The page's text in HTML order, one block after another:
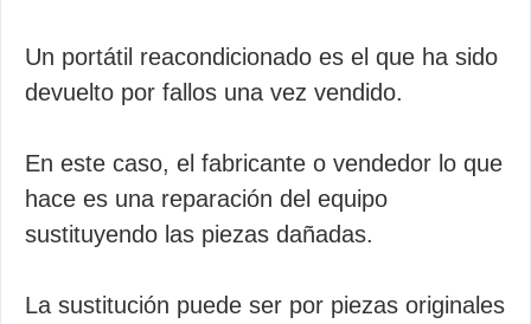
Un portátil reacondicionado es el que ha sido
devuelto por fallos una vez vendido.
En este caso, el fabricante o vendedor lo que
hace es una reparación del equipo
sustituyendo las piezas dañadas.
La sustitución puede ser por piezas originales